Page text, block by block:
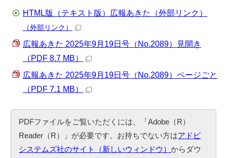
HTML版（テキスト版）広報あきた（外部リンク）
（外部リンク）
広報あきた 2025年9月19日号（No.2089）見開き
（PDF 8.7 MB）
広報あきた 2025年9月19日号（No.2089）ページごと
（PDF 7.1 MB）
PDFファイルをご覧いただくには、「Adobe（R）
Reader（R）」が必要です。お持ちでない方はアドビ
システムズ社のサイト（新しいウィンドウ）からダウ